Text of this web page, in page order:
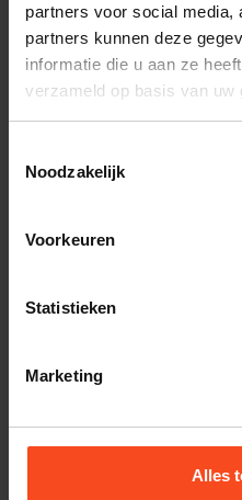
partners voor social media,
partners kunnen deze
informatie die u aan ze
verzameld op basis van
Noodzakelijk
Voorkeuren
Statistieken
Marketing
Alles
Reviews
Gerelateerde
SILENT ANGEL
Op voorraad
Chord C-stream
ATOLL
Atoll ST200